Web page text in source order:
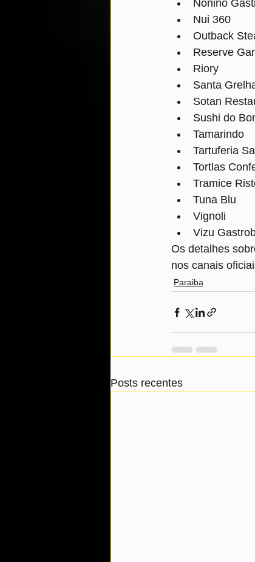
Nonino
Nui 360
Outback
Reserve
Riory
Santa
Sotan
Sushi do
Tamarindo
Tartuferia
Tortlas
Tramice
Tuna Blu
Vignoli
Vizu
Os detalhes
nos canais
Paraiba
Posts recentes